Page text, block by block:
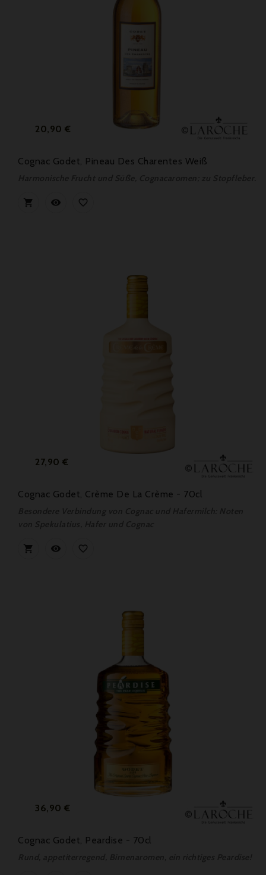
Preis
20,90 €
Cognac Godet, Pineau Des Charentes Weiß
  
Preis
27,90 €
Cognac Godet, Crème De La Crème - 70cl
  
Preis
36,90 €
Cognac Godet, Peardise - 70cl